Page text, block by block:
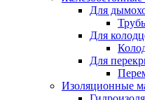
Для
Для
Для
Изоляционные